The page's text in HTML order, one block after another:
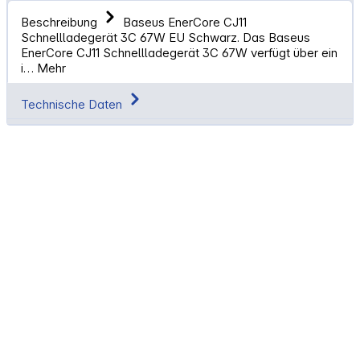
Beschreibung
Baseus EnerCore CJ11
Schnellladegerät 3C 67W EU Schwarz. Das Baseus
EnerCore CJ11 Schnellladegerät 3C 67W verfügt über ein
i… Mehr
Technische Daten